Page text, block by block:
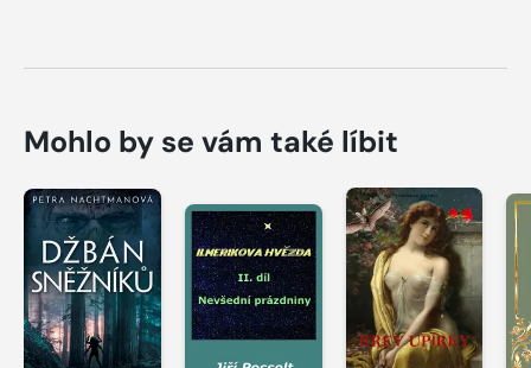
Mohlo by se vám také líbit